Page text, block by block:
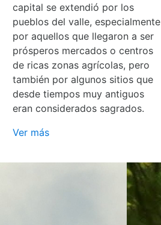
capital se extendió por los
pueblos del valle, especialmente
por aquellos que llegaron a ser
prósperos mercados o centros
de ricas zonas agrícolas, pero
también por algunos sitios que
desde tiempos muy antiguos
eran considerados sagrados.
Ver más